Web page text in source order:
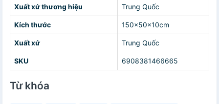
Xuất xứ thương hiệu Trung Quốc
Kích thước 150x50x10cm
Xuất xứ Trung Quốc
SKU 6908381466665
Từ khóa